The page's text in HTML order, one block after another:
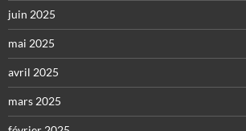
juin 2025
mai 2025
avril 2025
mars 2025